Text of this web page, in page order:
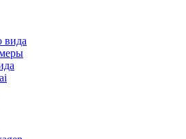
вида